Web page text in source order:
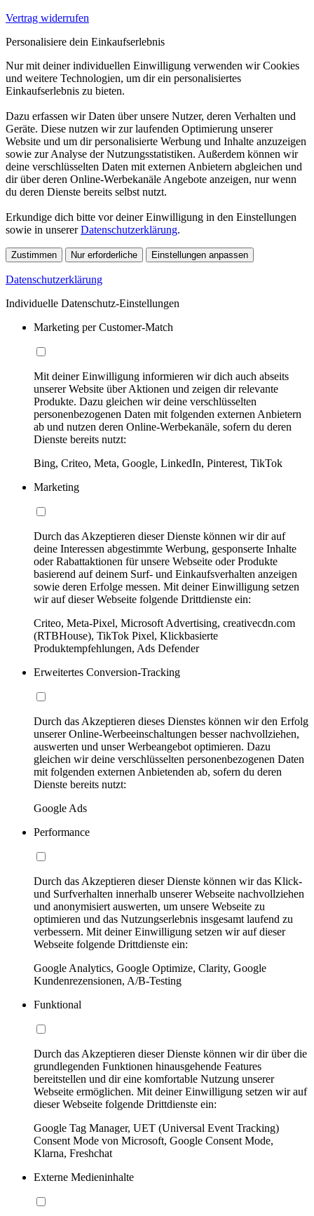
Vertrag widerrufen
Personalisiere dein Einkaufserlebnis
Nur mit deiner individuellen Einwilligung verwenden wir Cookies
und weitere Technologien, um dir ein personalisiertes
Einkaufserlebnis zu bieten.
Dazu erfassen wir Daten über unsere Nutzer, deren Verhalten und
Geräte. Diese nutzen wir zur laufenden Optimierung unserer
Website und um dir personalisierte Werbung und Inhalte anzuzeigen
sowie zur Analyse der Nutzungsstatistiken. Außerdem können wir
deine verschlüsselten Daten mit externen Anbietern abgleichen und
dir über deren Online-Werbekanäle Angebote anzeigen, nur wenn
du deren Dienste bereits selbst nutzt.
Erkundige dich bitte vor deiner Einwilligung in den Einstellungen
sowie in unsererDatenschutzerklärung.
Zustimmen Nur erforderliche Einstellungen anpassen
Datenschutzerklärung
Individuelle Datenschutz-Einstellungen
Marketing per Customer-Match
Mit deiner Einwilligung informieren wir dich auch abseits
unserer Website über Aktionen und zeigen dir relevante
Produkte. Dazu gleichen wir deine verschlüsselten
personenbezogenen Daten mit folgenden externen Anbietern
ab und nutzen deren Online-Werbekanäle, sofern du deren
Dienste bereits nutzt:
Bing, Criteo, Meta, Google, LinkedIn, Pinterest, TikTok
Marketing
Durch das Akzeptieren dieser Dienste können wir dir auf
deine Interessen abgestimmte Werbung, gesponserte Inhalte
oder Rabattaktionen für unsere Webseite oder Produkte
basierend auf deinem Surf- und Einkaufsverhalten anzeigen
sowie deren Erfolge messen. Mit deiner Einwilligung setzen
wir auf dieser Webseite folgende Drittdienste ein:
Criteo, Meta-Pixel, Microsoft Advertising, creativecdn.com
(RTBHouse), TikTok Pixel, Klickbasierte
Produktempfehlungen, Ads Defender
Erweitertes Conversion-Tracking
Durch das Akzeptieren dieses Dienstes können wir den Erfolg
unserer Online-Werbeeinschaltungen besser nachvollziehen,
auswerten und unser Werbeangebot optimieren. Dazu
gleichen wir deine verschlüsselten personenbezogenen Daten
mit folgenden externen Anbietenden ab, sofern du deren
Dienste bereits nutzt:
Google Ads
Performance
Durch das Akzeptieren dieser Dienste können wir das Klick-
und Surfverhalten innerhalb unserer Webseite nachvollziehen
und anonymisiert auswerten, um unsere Webseite zu
optimieren und das Nutzungserlebnis insgesamt laufend zu
verbessern. Mit deiner Einwilligung setzen wir auf dieser
Webseite folgende Drittdienste ein:
Google Analytics, Google Optimize, Clarity, Google
Kundenrezensionen, A/B-Testing
Funktional
Durch das Akzeptieren dieser Dienste können wir dir über die
grundlegenden Funktionen hinausgehende Features
bereitstellen und dir eine komfortable Nutzung unserer
Webseite ermöglichen. Mit deiner Einwilligung setzen wir auf
dieser Webseite folgende Drittdienste ein:
Google Tag Manager, UET (Universal Event Tracking)
Consent Mode von Microsoft, Google Consent Mode,
Klarna, Freshchat
Externe Medieninhalte